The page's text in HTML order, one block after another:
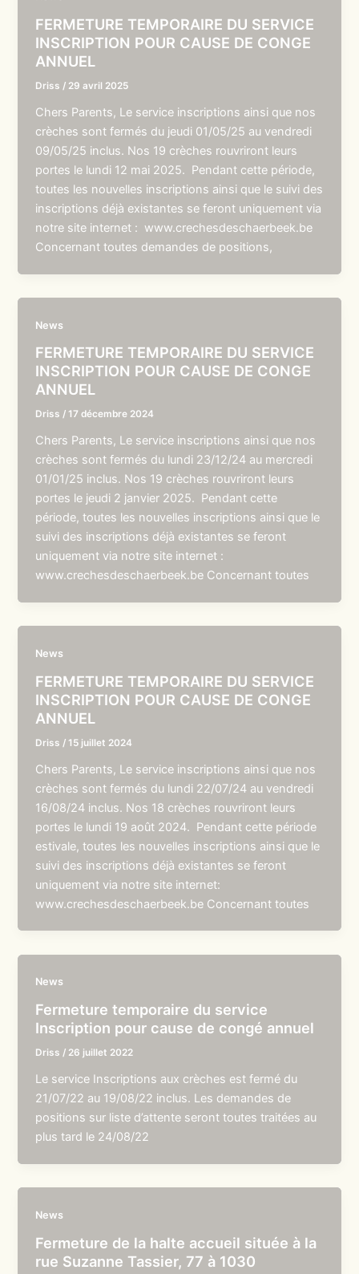
FERMETURE TEMPORAIRE DU SERVICE
INSCRIPTION POUR CAUSE DE CONGE
ANNUEL
Driss / 29 avril 2025
Chers Parents, Le service inscriptions ainsi que nos
crèches sont fermés du jeudi 01/05/25 au vendredi
09/05/25 inclus. Nos 19 crèches rouvriront leurs
portes le lundi 12 mai 2025. Pendant cette période,
toutes les nouvelles inscriptions ainsi que le suivi des
inscriptions déjà existantes se feront uniquement via
notre site internet : www.crechesdeschaerbeek.be
Concernant toutes demandes de positions,
News
FERMETURE TEMPORAIRE DU SERVICE
INSCRIPTION POUR CAUSE DE CONGE
ANNUEL
Driss /17 décembre 2024
Chers Parents, Le service inscriptions ainsi que nos
crèches sont fermés du lundi 23/12/24 au mercredi
01/01/25 inclus. Nos 19 crèches rouvriront leurs
portes le jeudi 2 janvier 2025. Pendant cette
période, toutes les nouvelles inscriptions ainsi que le
suivi des inscriptions déjà existantes se feront
uniquement via notre site internet :
www.crechesdeschaerbeek.be Concernant toutes
News
FERMETURE TEMPORAIRE DU SERVICE
INSCRIPTION POUR CAUSE DE CONGE
ANNUEL
Driss /15 juillet 2024
Chers Parents, Le service inscriptions ainsi que nos
crèches sont fermés du lundi 22/07/24 au vendredi
16/08/24 inclus. Nos 18 crèches rouvriront leurs
portes le lundi 19 août 2024. Pendant cette période
estivale, toutes les nouvelles inscriptions ainsi que le
suivi des inscriptions déjà existantes se feront
uniquement via notre site internet:
www.crechesdeschaerbeek.be Concernant toutes
News
Fermeture temporaire du service
Inscription pour cause de congé annuel
Driss / 26 juillet 2022
Le service Inscriptions aux crèches est fermé du
21/07/22 au 19/08/22 inclus. Les demandes de
positions sur liste d’attente seront toutes traitées au
plus tard le 24/08/22
News
Fermeture de la halte accueil située à la
rue Suzanne Tassier, 77 à 1030